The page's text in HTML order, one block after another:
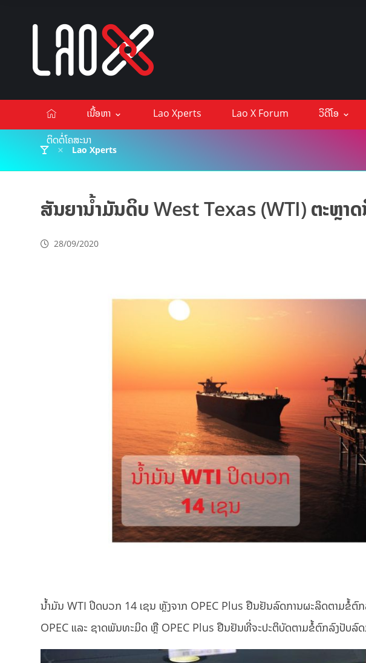
ເນື້ອຫາ Lao Xperts Lao X Forum ວິດີໂອ
ຕິດຕໍ່ໂຄສະນາ
Lao Xperts
ສັນຍານ້ຳມັນດິບ West Texas (WTI) ຕະຫຼາ
28/09/2020
ນ້ຳມັນ WTI ປິດບວກ 14 ເຊນ ຫຼັງຈາກ OPEC Plus ຢືນຢັນລົດການຜະລິດຕາມຂໍ້ຕົ
OPEC ແລະ ຊາດພັນທະມິດ ຫຼື OPEC Plus ຢືນຢັນທີ່ຈະປະຕິບັດຕາມຂໍ້ຕົກລົງປັບລົດ